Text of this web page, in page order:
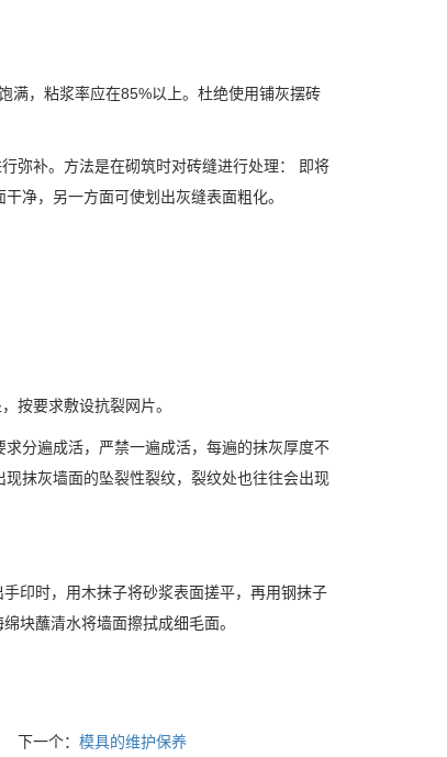
满，粘浆率应在85%以上。杜绝使用铺灰摆砖
弥补。方法是在砌筑时对砖缝进行处理： 即将
净，另一方面可使划出灰缝表面粗化。
按要求敷设抗裂网片。
分遍成活，严禁一遍成活，每遍的抹灰厚度不
抹灰墙面的坠裂性裂纹，裂纹处也往往会出现
印时，用木抹子将砂浆表面搓平，再用钢抹子
块蘸清水将墙面擦拭成细毛面。
下一个：模具的维护保养